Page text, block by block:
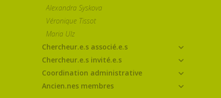
Alexandra Syskova
Véronique Tissot
Maria Ulz
Chercheur.e.s associé.e.s
Chercheur.e.s invité.e.s
Coordination administrative
Ancien.nes membres